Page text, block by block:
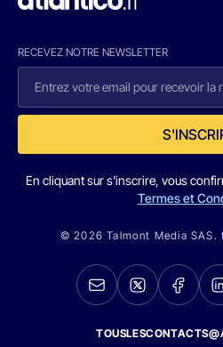
RECEVEZ NOTRE NEWSLETTER
En cliquant sur s'inscrire, vous
Termes et
© 2026 Talmont Media